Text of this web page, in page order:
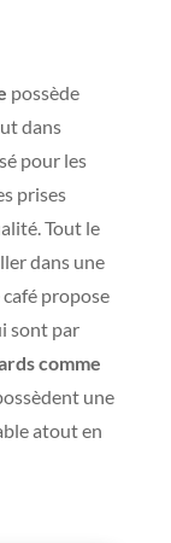
possède
dans
pour les
prises
Tout le
dans une
propose
sont par
comme
une
atout en